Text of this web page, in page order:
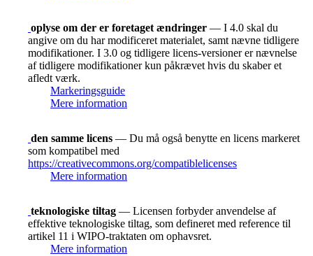
oplyse om der er foretaget ændringer — I 4.0 skal du
angive om du har modificeret materialet, samt nævne tidligere
modifikationer. I 3.0 og tidligere licens-versioner er nævnelse
af tidligere modifikationer kun påkrævet hvis du skaber et
afledt værk.
Markeringsguide
Mere information
den samme licens — Du må også benytte en licens markeret
som kompatibel med
https://creativecommons.org/compatiblelicenses
Mere information
teknologiske tiltag — Licensen forbyder anvendelse af
effektive teknologiske tiltag, som defineret med reference til
artikel 11 i WIPO-traktaten om ophavsret.
Mere information